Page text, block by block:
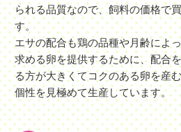
られる品質なので、飼料の価格で
す。
エサの配合も鶏の品種や月齢によ
求める卵を提供するために、配合
る方が大きくてコクのある卵を産
個性を見極めて生産しています。